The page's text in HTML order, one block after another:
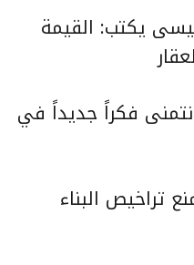
يكتب: القيمة
نتمنى فكراً جديداً في
تراخيص البناء